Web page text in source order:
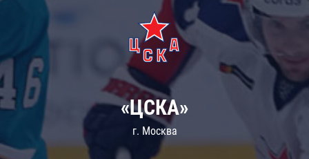
«ЦСКА»
г. Москва